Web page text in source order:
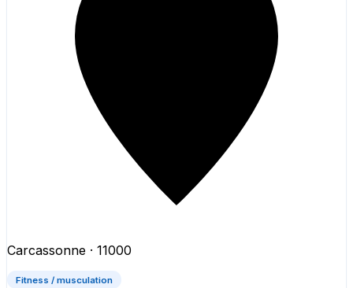
Carcassonne · 11000
Fitness / musculation